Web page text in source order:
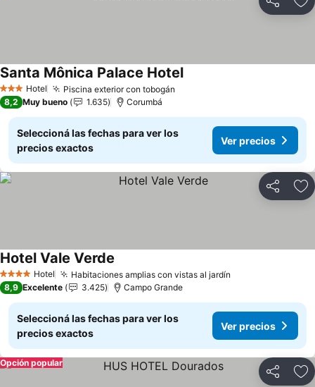
Compartir
3 Estrellas
Hotel Piscina exterior con tobogán
Santa Mônica Palace Hotel
8,2 Muy bueno 1.635 Corumbá
Seleccioná las fechas para ver los
precios exactos
Ver precios
Compartir
4 EstrellasHotel Habitaciones amplias con vistas al jardín
Hotel Vale Verde
8,9 Excelente 3.425 Campo Grande
Seleccioná las fechas para ver los
precios exactos
Ver precios
Compartir
Opción popular